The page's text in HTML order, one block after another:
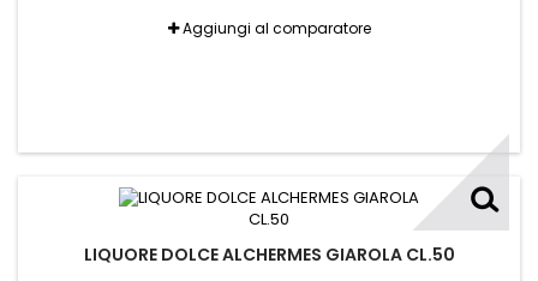
Aggiungi al comparatore
LIQUORE DOLCE ALCHERMES GIAROLA CL.50